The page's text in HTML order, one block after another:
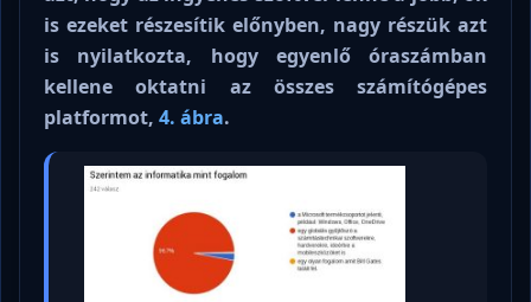
is ezeket részesítik előnyben, nagy részük azt
is nyilatkozta, hogy egyenlő óraszámban
kellene oktatni az összes számítógépes
platformot, 4. ábra.